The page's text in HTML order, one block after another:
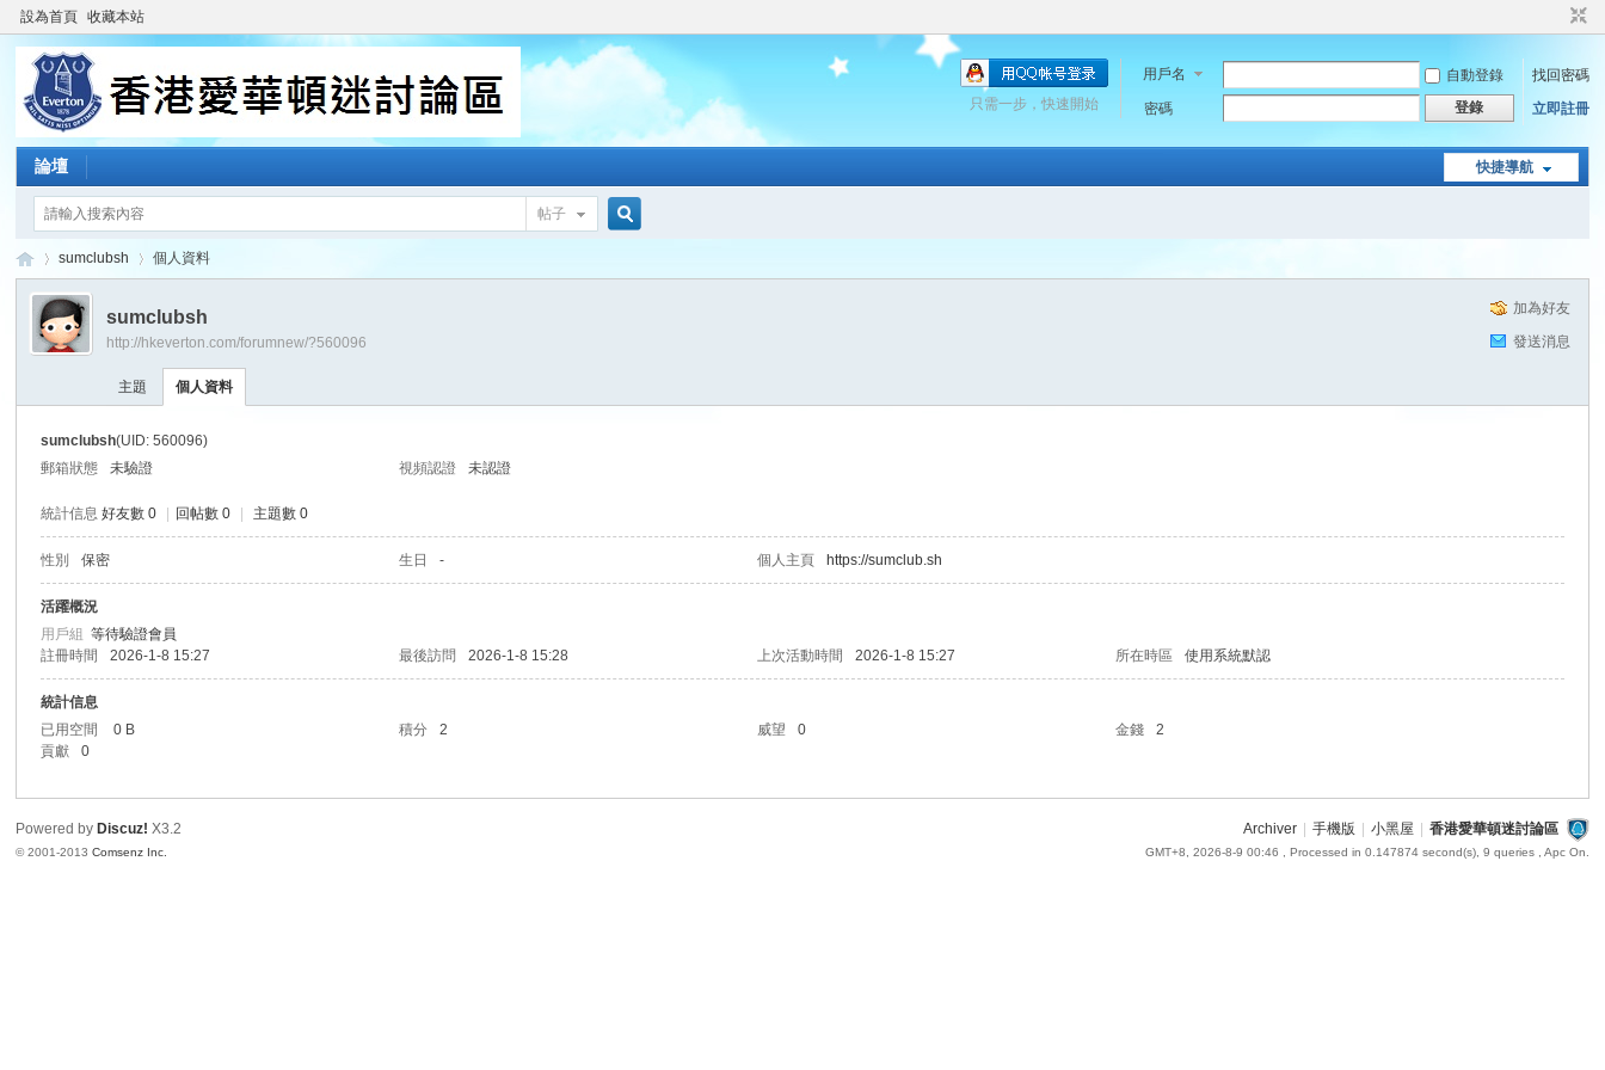
設為首頁 收藏本站
用戶名 自動登錄
找回密碼
密碼
登錄 立即註冊
只需一步，快速開始
快捷導航
論壇
帖子
愛
›
sumclubsh 個人資料
加為好友
發送消息
sumclubsh
http://hkeverton.com/forumnew/?560096
主題 個人資料
sumclubsh(UID: 560096)
郵箱狀態
未驗證 視頻認證 未認證
統計信息 好友數 0 回帖數 0 主題數 0
性別 保密 生日 - 個人主頁 https://sumclub.sh
活躍概況
用戶組等待驗證會員
註冊時間
2026-1-8 15:27 最後訪問 2026-1-8 15:28 上次活動時間 2026-1-8 15:27 所在時區 使用系統默認
統計信息
已用空間
0 B 積分 2 威望 0 金錢
2
貢獻
0
Archiver 手機版 小黑屋 香港愛華頓迷討論區
GMT+8, 2026-8-9 00:46 , Processed in 0.147874 second(s), 9 queries , Apc On.
Powered by Discuz! X3.2
© 2001-2013Comsenz Inc.